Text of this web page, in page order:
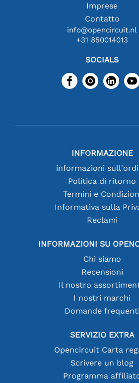
Imprese
Contatto
info@opencircuit.nl
+31 850014013
SOCIALS
INFORMAZIONE
informazioni
Politica di ritorno
Termini e
Informativa sulla
Reclami
INFORMAZIONI SU
Chi siamo
Recensioni
Il nostro
I nostri marchi
Domande frequenti
SERVIZIO EXTRA
Opencircuit Carta
Scrivere un blog
Programma